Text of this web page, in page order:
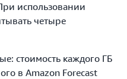
использовании
четыре
стоимость каждого ГБ
в Amazon Forecast